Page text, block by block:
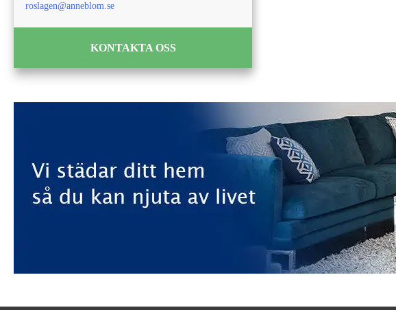
roslagen@anneblom.se
KONTAKTA OSS